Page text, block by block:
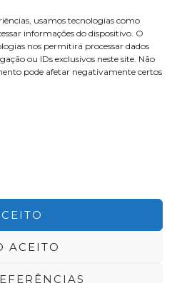
usamos tecnologias como
informações do dispositivo. O
nos permitirá processar dados
ou IDs exclusivos neste site. Não
pode afetar negativamente certos
ACEITO